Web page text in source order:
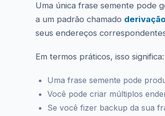
Uma única frase semente pode
a um padrão chamado
seus endereços
Em termos práticos, isso significa:
Uma frase semente pode
Você pode criar múltiplos
Se você fizer backup da sua